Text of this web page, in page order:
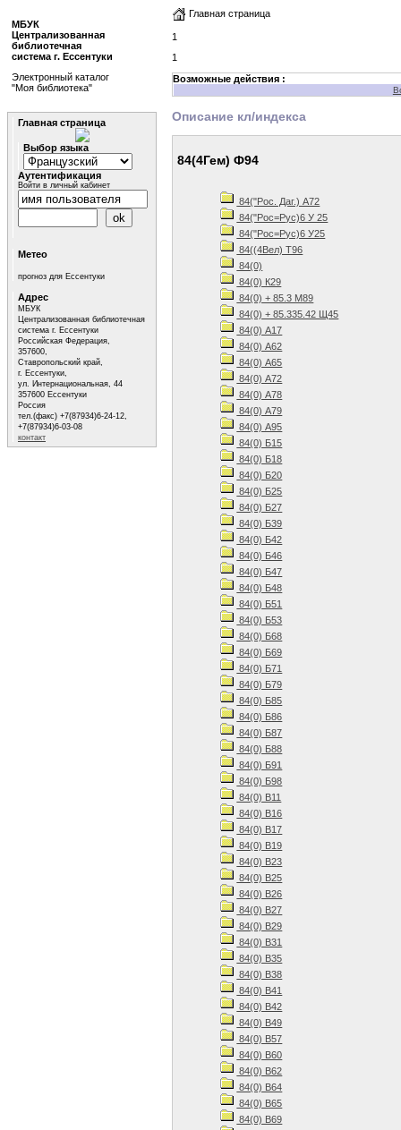
Главная страница
1
1
Возможные действия :
Описание кл/индекса
84(4Гем) Ф94
84("Рос. Даг.) А72
84("Рос=Рус)6 У 25
84("Рос=Рус)6 У25
84((4Вел) Т96
84(0)
84(0) К29
84(0) + 85.3 М89
84(0) + 85.335.42 Щ45
84(0) А17
84(0) А62
84(0) А65
84(0) А72
84(0) А78
84(0) А79
84(0) А95
84(0) Б15
84(0) Б18
84(0) Б20
84(0) Б25
84(0) Б27
84(0) Б39
84(0) Б42
84(0) Б46
84(0) Б47
84(0) Б48
84(0) Б51
84(0) Б53
84(0) Б68
84(0) Б69
84(0) Б71
84(0) Б79
84(0) Б85
84(0) Б86
84(0) Б87
84(0) Б88
84(0) Б91
84(0) Б98
84(0) В11
84(0) В16
84(0) В17
84(0) В19
84(0) В23
84(0) В25
84(0) В26
84(0) В27
84(0) В29
84(0) В31
84(0) В35
84(0) В38
84(0) В41
84(0) В42
84(0) В49
84(0) В57
84(0) В60
84(0) В62
84(0) В64
84(0) В65
84(0) В69
МБУК
Централизованная
библиотечная
система г. Ессентуки
Электронный каталог
"Моя библиотека"
Главная страница
Выбор языка
Аутентификация
Войти в личный кабинет
Метео
прогноз для Ессентуки
Адрес
МБУК
Централизованная библиотечная
система г. Ессентуки
Российская Федерация,
357600,
Ставропольский край,
г. Ессентуки,
ул. Интернациональная, 44
357600 Ессентуки
Россия
тел.(факс) +7(87934)6-24-12,
+7(87934)6-03-08
контакт